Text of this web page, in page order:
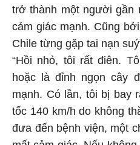
trở thành một người gần
cảm giác mạnh. Cũng
Chile từng gặp tai nạn
“Hồi nhỏ, tôi rất điên.
hoặc là đỉnh ngọn cây
mạnh. Có lần, tôi bị bay
tốc 140 km/h do không
đưa đến bệnh viện, một